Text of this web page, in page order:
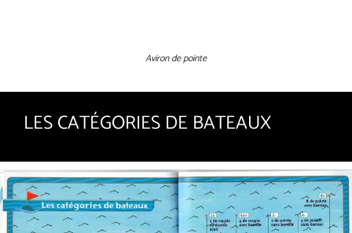
Aviron de pointe
LES CATÉGORIES DE BATEAUX